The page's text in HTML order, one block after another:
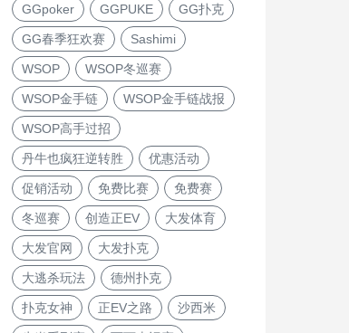
GGpoker GGPUKE GG扑克
GG春季狂欢赛 Sashimi
WSOP WSOP冬巡赛
WSOP金手链 WSOP金手链战报
WSOP高手过招
丹牛也疯狂逆转胜 优惠活动
促销活动 免费比赛 免费赛
冬巡赛 创造正EV 大发体育
大发官网 大发扑克
大逃杀玩法 德州扑克
扑克女神 正EV之路 沙西米